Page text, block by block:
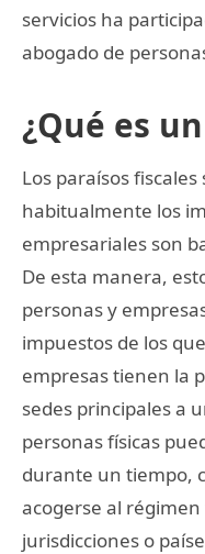
servicios ha
abogado de
¿Qué es
Los paraísos
habitualmente los
empresariales son
De esta manera,
personas y
impuestos de los
empresas tienen la
sedes principales a
personas físicas
durante un tiempo,
acogerse al
jurisdicciones o